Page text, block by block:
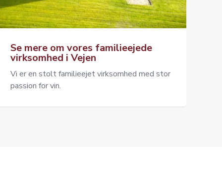
Se mere om vores familieejede
virksomhed i Vejen
Vi er en stolt familieejet virksomhed med stor
passion for vin.